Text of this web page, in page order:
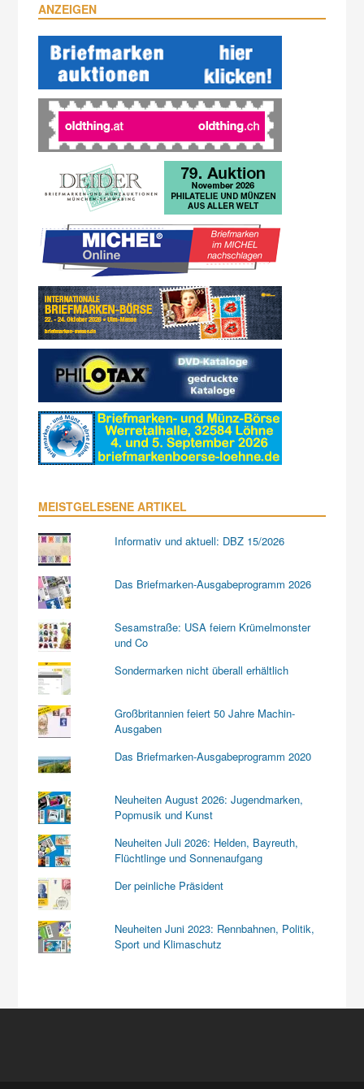
ANZEIGEN
MEISTGELESENE ARTIKEL
Informativ und aktuell: DBZ 15/2026
Das Briefmarken-Ausgabeprogramm 2026
Sesamstraße: USA feiern Krümelmonster
und Co
Sondermarken nicht überall erhältlich
Großbritannien feiert 50 Jahre Machin-
Ausgaben
Das Briefmarken-Ausgabeprogramm 2020
Neuheiten August 2026: Jugendmarken,
Popmusik und Kunst
Neuheiten Juli 2026: Helden, Bayreuth,
Flüchtlinge und Sonnenaufgang
Der peinliche Präsident
Neuheiten Juni 2023: Rennbahnen, Politik,
Sport und Klimaschutz